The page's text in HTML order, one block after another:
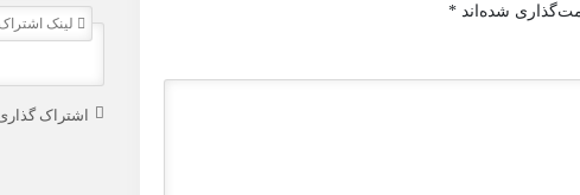
شده‌اند *
لینک
اشتراک